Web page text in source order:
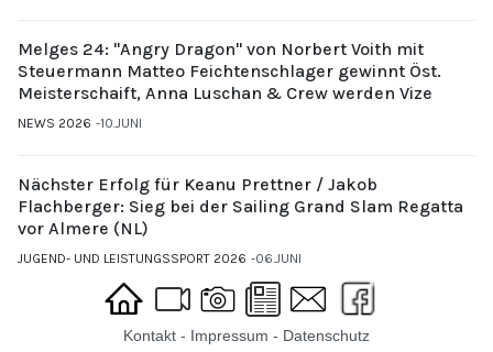
Melges 24: "Angry Dragon" von Norbert Voith mit
Steuermann Matteo Feichtenschlager gewinnt Öst.
Meisterschaift, Anna Luschan & Crew werden Vize
NEWS 2026 10.JUNI
Nächster Erfolg für Keanu Prettner / Jakob
Flachberger: Sieg bei der Sailing Grand Slam Regatta
vor Almere (NL)
JUGEND- UND LEISTUNGSSPORT 2026 06.JUNI
Kontakt - Impressum - Datenschutz